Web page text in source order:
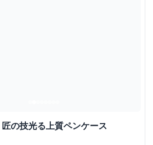
の技光る上質ペンケース